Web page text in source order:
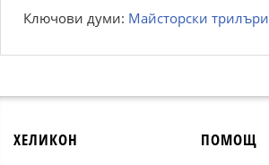
Ключови думи: Майсторски трилъри
ХЕЛИКОН ПОМОЩ